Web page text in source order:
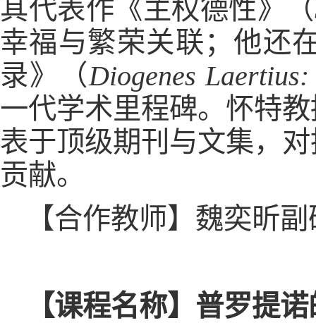
其代表作《主权德性》（
幸福与繁荣关联；他还
录》（Diogenes
一代学术里程碑。怀特
表于顶级期刊与文集，
贡献。
【合作教师】魏奕昕
【课程名称】普罗提